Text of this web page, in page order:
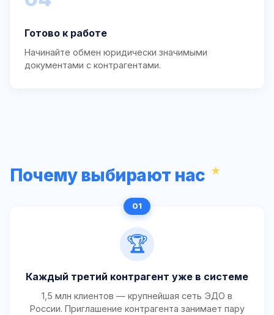
Готово к работе
Начинайте обмен юридически значимыми
документами с контрагентами.
Почему выбирают нас
🏆
Каждый третий контрагент уже в системе
1,5 млн клиентов — крупнейшая сеть ЭДО в
России. Приглашение контрагента занимает пару